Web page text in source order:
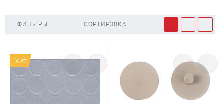
ФИЛЬТРЫ СОРТИРОВКА
Хит